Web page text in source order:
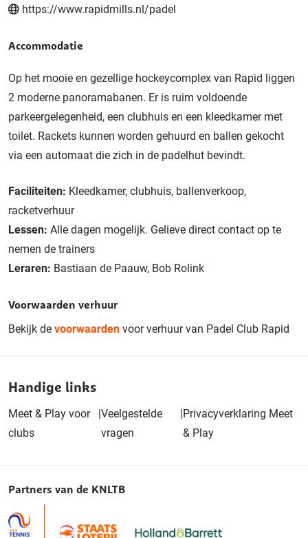
https://www.rapidmills.nl/padel
Accommodatie
Op het mooie en gezellige hockeycomplex van Rapid liggen
2 moderne panoramabanen. Er is ruim voldoende
parkeergelegenheid, een clubhuis en een kleedkamer met
toilet. Rackets kunnen worden gehuurd en ballen gekocht
via een automaat die zich in de padelhut bevindt.
Faciliteiten: Kleedkamer, clubhuis, ballenverkoop,
racketverhuur
Lessen: Alle dagen mogelijk. Gelieve direct contact op te
nemen de trainers
Leraren: Bastiaan de Paauw, Bob Rolink
Voorwaarden verhuur
Bekijk de voorwaarden voor verhuur van Padel Club Rapid
Handige links
Meet & Play voor
clubs
|Veelgestelde
vragen
|Privacyverklaring Meet
& Play
Partners van de KNLTB